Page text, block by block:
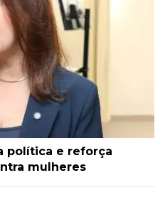
política e reforça
mulheres